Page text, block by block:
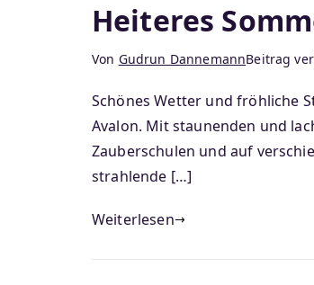
Heiteres
Von Gudrun DannemannBeitrag
Schönes Wetter und fröhliche
Avalon. Mit staunenden und
Zauberschulen und auf
strahlende […]
Weiterlesen